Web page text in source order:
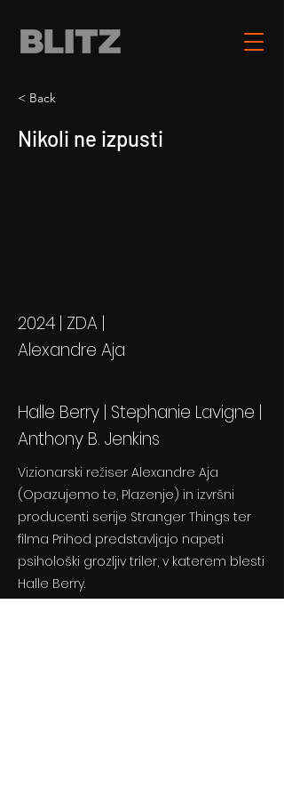
< Back
Nikoli ne izpusti
2024 | ZDA |
Alexandre Aja
Halle Berry | Stephanie Lavigne |
Anthony B. Jenkins
Vizionarski režiser Alexandre Aja
(Opazujemo te, Plazenje) in izvršni
producenti serije Stranger Things ter
filma Prihod predstavljajo napeti
psihološki grozljiv triler, v katerem blesti
Halle Berry.